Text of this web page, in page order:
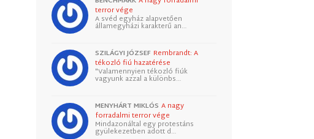
terror vége
A svéd egyház alapvetően
államegyházi karakterű an…
SZILÁGYI JÓZSEF Rembrandt: A
tékozló fiú hazatérése
"Valamennyien tékozló fiúk
vagyunk azzal a különbs…
MENYHÁRT MIKLÓS A nagy
forradalmi terror vége
Mindazonáltal egy protestáns
gyülekezetben adott d…